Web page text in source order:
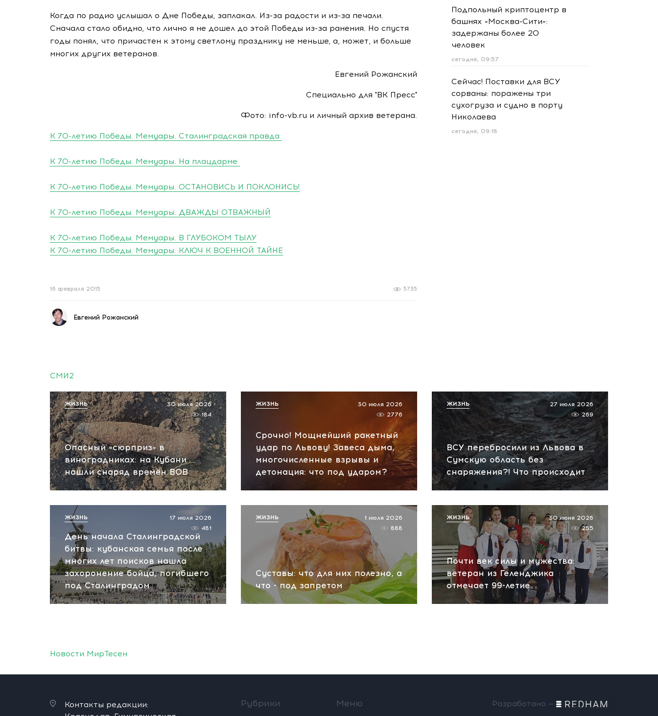
Когда по радио услышал о Дне Победы, заплакал. Из-за радости и из-за печали.
Сначала стало обидно, что лично я не дошел до этой Победы из-за ранения. Но спустя
годы понял, что причастен к этому светлому празднику не меньше, а, может, и больше
многих других ветеранов.
Евгений Рожанский
Специально для "ВК Пресс"
Фото: info-vb.ru и личный архив ветерана.
К 70-летию Победы. Мемуары. Сталинградская правда
К 70-летию Победы. Мемуары. На плацдарме
К 70-летию Победы. Мемуары. ОСТАНОВИСЬ И ПОКЛОНИСЬ!
К 70-летию Победы. Мемуары. ДВАЖДЫ ОТВАЖНЫЙ
К 70-летию Победы. Мемуары. В ГЛУБОКОМ ТЫЛУ
К 70-летию Победы. Мемуары. КЛЮЧ К ВОЕННОЙ ТАЙНЕ
5735
16 февраля 2015
Евгений Рожанский
Подпольный криптоцентр в
башнях «Москва-Сити»:
задержаны более 20
человек
сегодня, 09:57
Сейчас! Поставки для ВСУ
сорваны: поражены три
сухогруза и судно в порту
Николаева
сегодня, 09:18
СМИ2
Опасный «сюрприз» в
виноградниках: на Кубани
нашли снаряд времён ВОВ
30 июля 2026
184
ЖИЗНЬ
Срочно! Мощнейший ракетный
удар по Львову! Завеса дыма,
многочисленные взрывы и
детонация: что под ударом?
30 июля 2026
2776
ЖИЗНЬ
ВСУ перебросили из Львова в
Сумскую область без
снаряжения?! Что происходит
27 июля 2026
269
ЖИЗНЬ
День начала Сталинградской
битвы: кубанская семья после
многих лет поисков нашла
захоронение бойца, погибшего
под Сталинградом
17 июля 2026
481
ЖИЗНЬ
Суставы: что для них полезно, а
что - под запретом
1 июля 2026
888
ЖИЗНЬ
Почти век силы и мужества:
ветеран из Геленджика
отмечает 99-летие
30 июня 2026
255
ЖИЗНЬ
Новости МирТесен
Контакты редакции:
Рубрики Меню Разработано —